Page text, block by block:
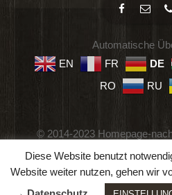
Automatische
EN
FR DE
RO
RU
© 2014-2023 Homepage-
Diese Website benutzt
Website weiter nutzen, gehen wir